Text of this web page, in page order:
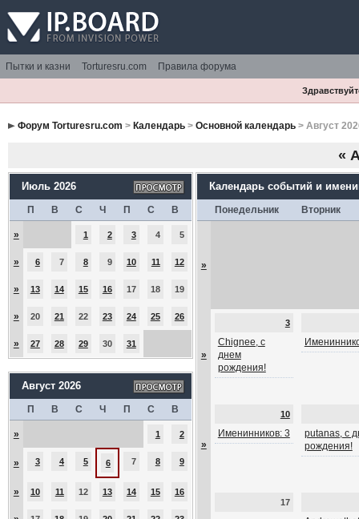
Пытки и казни Torturesru.com Правила форума
Форум Torturesru.com > Календарь> Основной календарь> Август
«
Июль 2026
П В С Ч П С В
» 1 2 3 4 5
» 6 7 8 9 10 11 12
» 13 14 15 16 17 18 19
» 20 21 22 23 24 25 26
» 27 28 29 30 31
Август 2026
П В С Ч П С В
» 1 2
» 3 4 5 6 7 8 9
» 10 11 12 13 14 15 16
Календарь событий и
Понедельник Вторник
»
»
3
Chignee, с
днем
рождения!
»
10
Именинников: 3
putanas, с
рождения!
17